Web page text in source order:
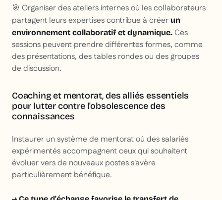
🎯 Organiser des ateliers internes où les collaborateurs
partagent leurs expertises contribue à créer un
environnement collaboratif et dynamique. Ces
sessions peuvent prendre différentes formes, comme
des présentations, des tables rondes ou des groupes
de discussion.
Coaching et mentorat, des alliés essentiels
pour lutter contre l'obsolescence des
connaissances
Instaurer un système de mentorat où des salariés
expérimentés accompagnent ceux qui souhaitent
évoluer vers de nouveaux postes s'avère
particulièrement bénéfique.